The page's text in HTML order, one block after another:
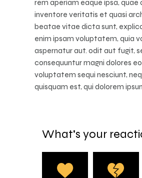
rem aperiam eaque ipsa, quae
inventore veritatis et quasi
beatae vitae dicta sunt,
enim ipsam voluptatem, quia
aspernatur aut. odit aut fugit,
consequuntur magni dolores
voluptatem sequi nesciunt,
quisquam est, qui dolorem
What's your